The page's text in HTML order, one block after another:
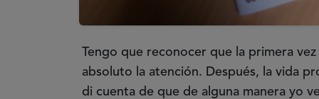
Tengo que reconocer que la primera
absoluto la atención. Después, la vida
di cuenta de que de alguna manera yo